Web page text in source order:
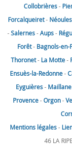
Collobrières-
Forcalqueiret- Néoules
-Salernes-Aups-
Forêt- Bagnols-en-
Thoronet- La Motte-
Ensuès-la-Redonne-
Eyguières- Maillane
Provence-Orgon-
Mentions légales-
46 LA